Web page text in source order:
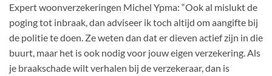
Expert woonverzekeringen Michel Ypma: “Ook al mislukt de
poging tot inbraak, dan adviseer ik toch altijd om aangifte bij
de politie te doen. Ze weten dan dat er dieven actief zijn in die
buurt, maar het is ook nodig voor jouw eigen verzekering. Als
je braakschade wilt verhalen bij de verzekeraar, dan is